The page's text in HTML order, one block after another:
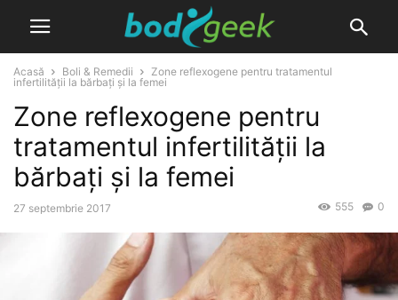
Acasă Boli & Remedii
Zone reflexogene pentru tratamentul
infertilității la bărbați și la femei
Zone reflexogene pentru
tratamentul infertilității la
bărbați și la femei
27 septembrie 2017 0
555